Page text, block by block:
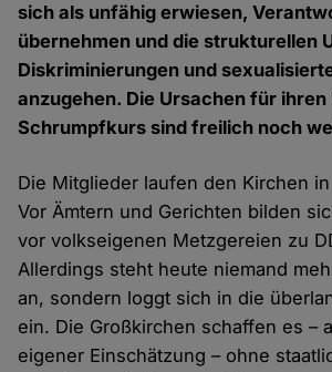
sich als unfähig erwiesen,
übernehmen und die strukturellen
Diskriminierungen und
anzugehen. Die Ursachen für
Schrumpfkurs sind freilich noch
Die Mitglieder laufen den Kirchen
Vor Ämtern und Gerichten bilden
vor volkseigenen Metzgereien zu
Allerdings steht heute niemand
an, sondern loggt sich in die
ein. Die Großkirchen schaffen es –
eigener Einschätzung – ohne